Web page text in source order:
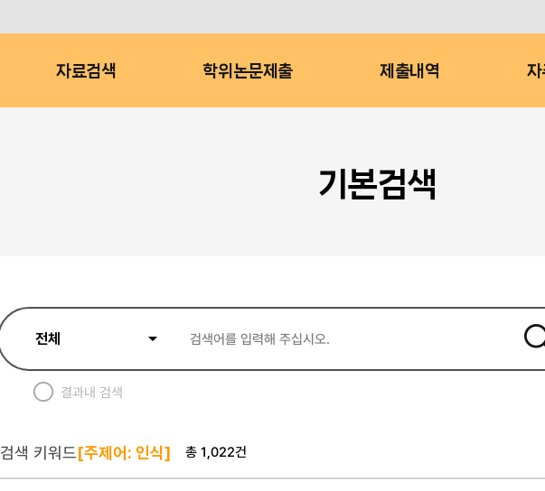
자료검색 학위논문제출 제출내역 자
기본검색
결과내 검색
검색 키워드[주제어: 인식] 총 1,022건